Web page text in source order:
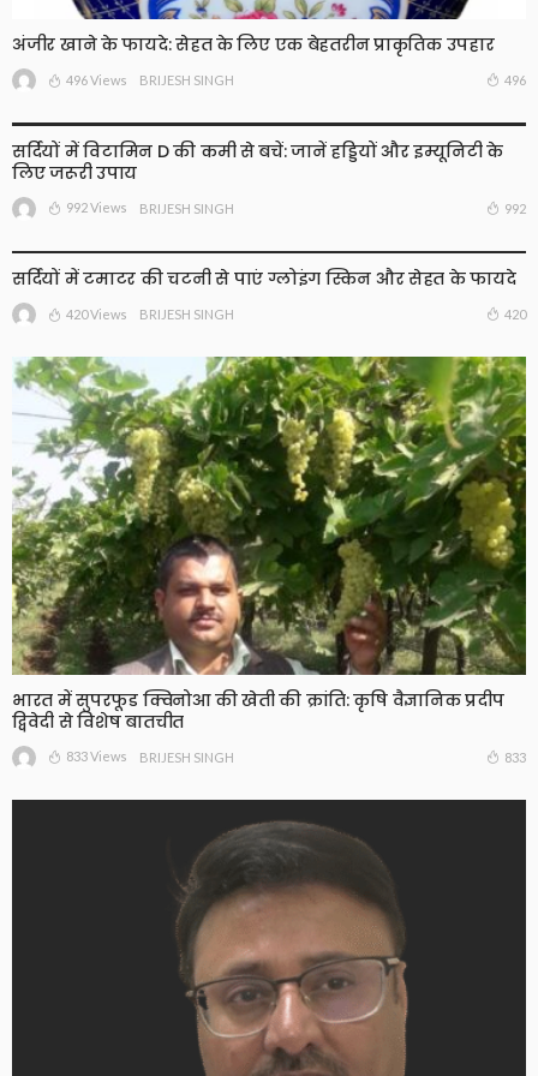
अंजीर खाने के फायदे: सेहत के लिए एक बेहतरीन प्राकृतिक उपहार
496 Views BRIJESH SINGH 496
सर्दियों में विटामिन D की कमी से बचें: जानें हड्डियों और इम्यूनिटी के
लिए जरूरी उपाय
992 Views BRIJESH SINGH 992
सर्दियों में टमाटर की चटनी से पाएं ग्लोइंग स्किन और सेहत के फायदे
420 Views BRIJESH SINGH 420
भारत में सुपरफूड क्विनोआ की खेती की क्रांति: कृषि वैज्ञानिक प्रदीप
द्विवेदी से विशेष बातचीत
833 Views BRIJESH SINGH 833